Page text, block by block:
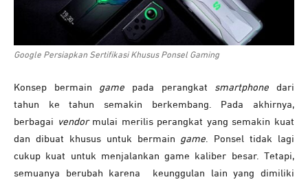
Google Persiapkan Sertifikasi Khusus Ponsel Gaming
Konsep bermain game pada perangkat smartphone dari
tahun ke tahun semakin berkembang. Pada akhirnya,
berbagai vendor mulai merilis perangkat yang semakin kuat
dan dibuat khusus untuk bermain game . Ponsel tidak lagi
cukup kuat untuk menjalankan game kaliber besar. Tetapi,
semuanya berubah karena keunggulan lain yang dimiliki